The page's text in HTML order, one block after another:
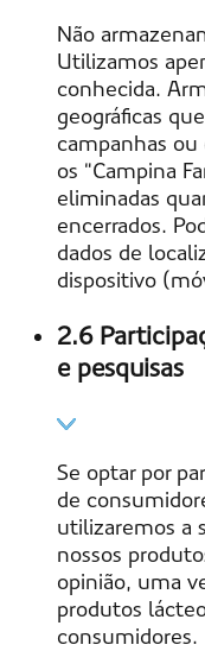
Não
Utilizamos
conhecida.
geográficas
campanhas
os “Campina
eliminadas
encerrados.
dados de
dispositivo
2.6
e pesquisas
Se optar por
de
utilizaremos a
nossos
opinião, uma
produtos
consumidores.